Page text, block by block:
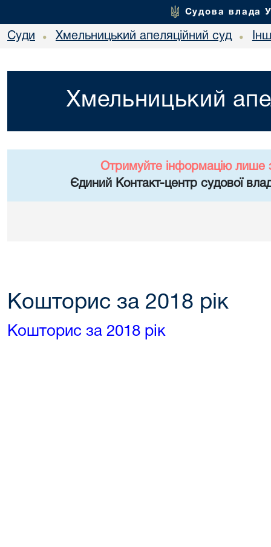
Судова влада
Суди • Хмельницький апеляційний суд •
Хмельницький
Отримуйте інформацію лише
Єдиний Контакт-центр судової
Кошторис за 2018 рік
Кошторис за 2018 рік